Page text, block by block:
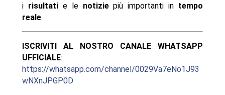
i risultatie le notiziepiù importanti in tempo
reale.
ISCRIVITI AL NOSTRO CANALE WHATSAPP
UFFICIALE:
https://whatsapp.com/channel/0029Va7eNo1J93
wNXnJPGP0D